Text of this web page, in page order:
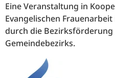
Eine Veranstaltung in
Evangelischen
durch die Bezirksförderung
Gemeindebezirks.